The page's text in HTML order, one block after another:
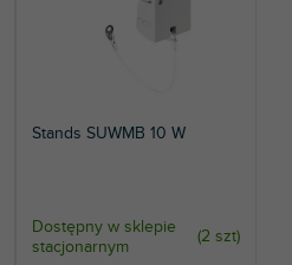
Stands SUWMB 10 W
Dostępny w sklepie
stacjonarnym
(2 szt)